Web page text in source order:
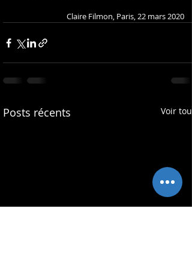
Claire Filmon, Paris, 22 mars 2020
Posts récents Voir tout